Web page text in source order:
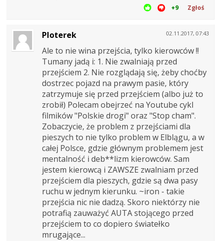
+9 Zgłoś
02.11.2017, 07:43
Ploterek
Ale to nie wina przejścia, tylko kierowców !!
Tumany jadą i: 1. Nie zwalniają przed
przejściem 2. Nie rozglądają się, żeby choćby
dostrzec pojazd na prawym pasie, który
zatrzymuje się przed przejściem (albo już to
zrobił) Polecam obejrzeć na Youtube cykl
filmików "Polskie drogi" oraz "Stop cham".
Zobaczycie, że problem z przejściami dla
pieszych to nie tylko problem w Elblągu, a w
całej Polsce, gdzie głównym problemem jest
mentalność i deb**lizm kierowców. Sam
jestem kierowcą i ZAWSZE zwalniam przed
przejściem dla pieszych, gdzie są dwa pasy
ruchu w jednym kierunku. ~iron - takie
przejścia nic nie dadzą. Skoro niektórzy nie
potrafią zauważyć AUTA stojącego przed
przejściem to co dopiero światełko
mrugające...